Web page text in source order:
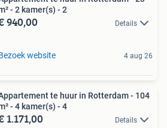
- 2 kamer(s) - 2
940,00 Details
website 4 aug 26
te huur in Rotterdam - 104
- 4 kamer(s) - 4
1.171,00 Details